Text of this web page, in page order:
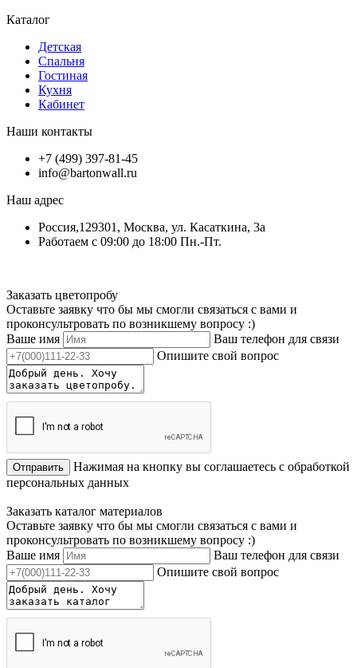
Каталог
Детская
Спальня
Гостиная
Кухня
Кабинет
Наши контакты
+7 (499) 397-81-45
info@bartonwall.ru
Наш адрес
Россия,129301, Москва, ул. Касаткина, 3а
Работаем с 09:00 до 18:00 Пн.-Пт.
Заказать цветопробу
Оставьте заявку что бы мы смогли связаться с вами и
проконсультровать по возникшему вопросу :)
Ваше имя
Ваш телефон для связи
Опишите свой вопрос
Отправить
Нажимая на кнопку вы соглашаетесь с обработкой
персональных данных
Заказать каталог материалов
Оставьте заявку что бы мы смогли связаться с вами и
проконсультровать по возникшему вопросу :)
Ваше имя
Ваш телефон для связи
Опишите свой вопрос